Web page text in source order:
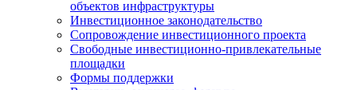
объектов инфраструктуры
Инвестиционное законодательство
Сопровождение инвестиционного проекта
Свободные инвестиционно-привлекательные
площадки
Формы поддержки